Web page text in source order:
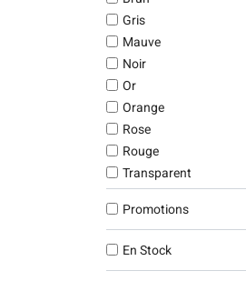
Gris
Mauve
Noir
Or
Orange
Rose
Rouge
Transparent
Promotions
En Stock